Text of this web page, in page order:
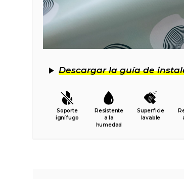
Descargar la guía de
Soporte
ignífugo
Resistente
a la
humedad
Superficie
lavable